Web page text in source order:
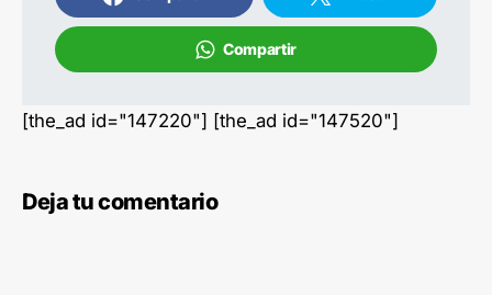
Compartir
[the_ad id="147220"] [the_ad id="147520"]
Deja tu comentario